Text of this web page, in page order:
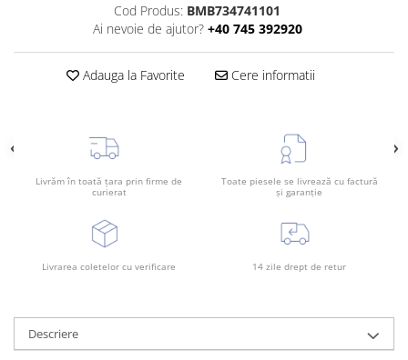
Capota spate
Carenaj roata
Inchidere aripa
Oglindă
Cod Produs: BMB734741101
Ai nevoie de ajutor? +40 745 392920
Adauga la Favorite Cere informatii
Livrăm în toată țara prin firme de
curierat
Toate piesele se livrează cu factură
și garanție
Livrarea coletelor cu verificare 14 zile drept de retur
Descriere